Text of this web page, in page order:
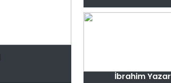
İbrahim Yazar